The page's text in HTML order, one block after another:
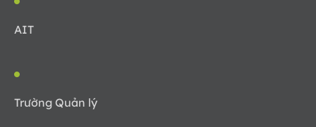
AIT
Trường Quản lý